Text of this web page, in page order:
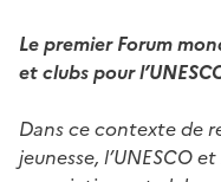
Le premier Forum
et clubs pour
Dans ce contexte de
jeunesse, l’UNESCO